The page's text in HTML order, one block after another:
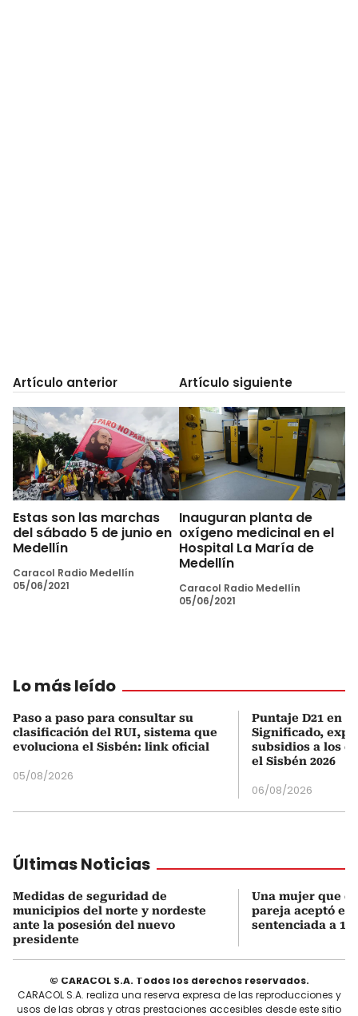
Artículo anterior
Estas son las marchas
del sábado 5 de junio en
Medellín
Caracol Radio Medellín
05/06/2021
Artículo siguiente
Inauguran planta de
oxígeno medicinal en el
Hospital La María de
Medellín
Caracol Radio Medellín
05/06/2021
Lo más leído
Paso a paso para consultar su
clasificación del RUI, sistema que
evoluciona el Sisbén: link oficial
05/08/2026
Puntaje D21 en
Significado,
subsidios a los
el Sisbén 2026
06/08/2026
Últimas Noticias
Medidas de seguridad de
municipios del norte y nordeste
ante la posesión del nuevo
presidente
Una mujer que
pareja aceptó el
sentenciada a 18
© CARACOL S.A. Todos los derechos reservados.
CARACOL S.A. realiza una reserva expresa de las reproducciones y
usos de las obras y otras prestaciones accesibles desde este sitio